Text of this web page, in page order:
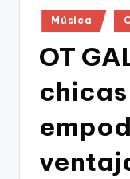
Publicado
en
Música
OT
chicas